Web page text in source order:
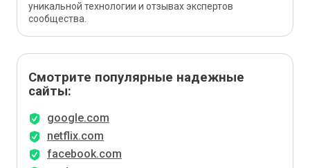
уникальной технологии и отзывах экспертов
сообщества.
Смотрите популярные надежные
сайты:
google.com
netflix.com
facebook.com